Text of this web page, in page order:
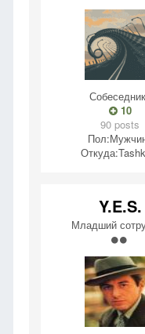
10
90 posts
Пол:
Откуда:
Y.E.S.
Младший